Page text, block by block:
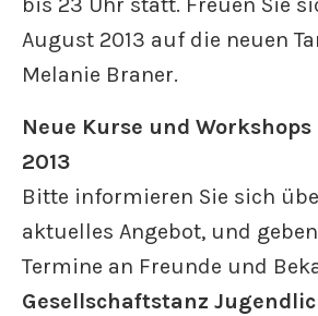
August 2013 auf die neuen
Melanie Braner.
Neue Kurse und
2013
Bitte informieren Sie sich
aktuelles Angebot, und
Termine an Freunde und
Gesellschaftstanz